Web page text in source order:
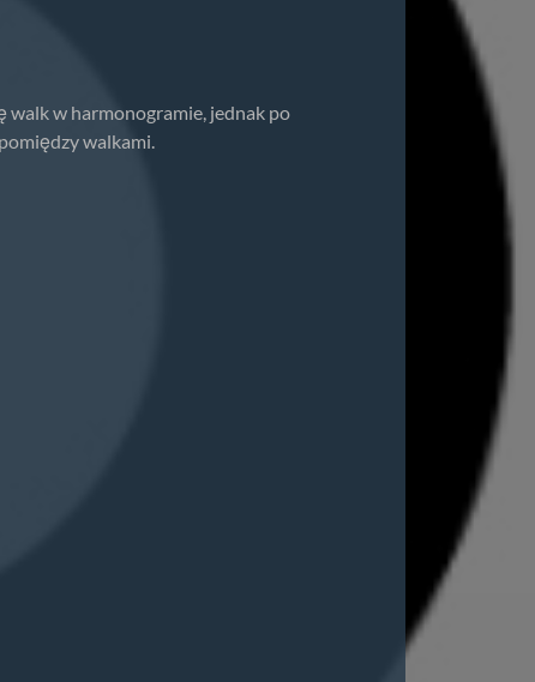
walk w harmonogramie, jednak po
walkami.